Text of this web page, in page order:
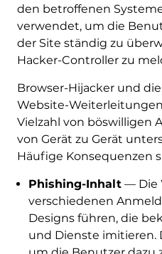
den betroffenen
verwendet, um die
der Site ständig zu
Hacker-Controller zu
Browser-Hijacker und
Website-
Vielzahl von böswilligen
von Gerät zu Gerät
Häufige Konsequenzen
Phishing-Inhalt— Die
verschiedenen
Designs führen, die
und Dienste imitieren.